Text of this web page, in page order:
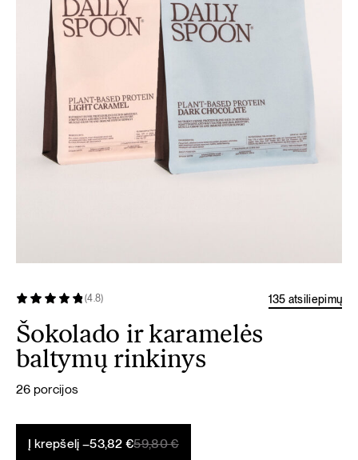
(4.8) 135 atsiliepimų
Šokolado ir karamelės
baltymų rinkinys
26 porcijos
Į krepšelį – 59,80€
Original
53,82€
Current